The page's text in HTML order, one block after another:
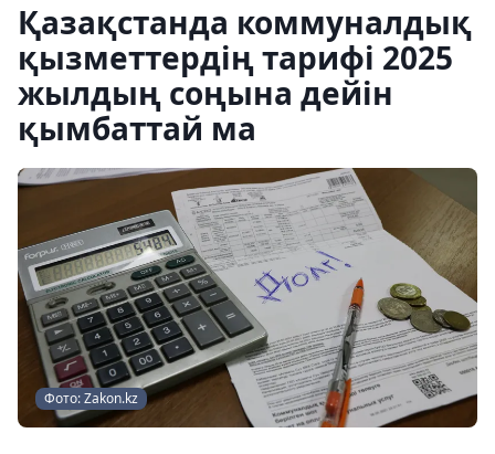
Қазақстанда коммуналдық
қызметтердің тарифі 2025
жылдың соңына дейін
қымбаттай ма
Фото: Zakon.kz